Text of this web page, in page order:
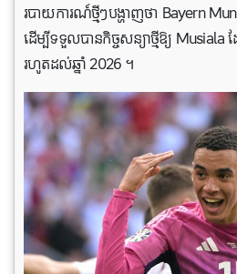
របាយការណ៍ថ្មីៗបង្ហាញថា Bayern
ដើម្បីទទួលបានកិច្ចសន្យាថ្មីឱ្យ Musiala ដ
រហូតដល់ឆ្នាំ 2026 ។